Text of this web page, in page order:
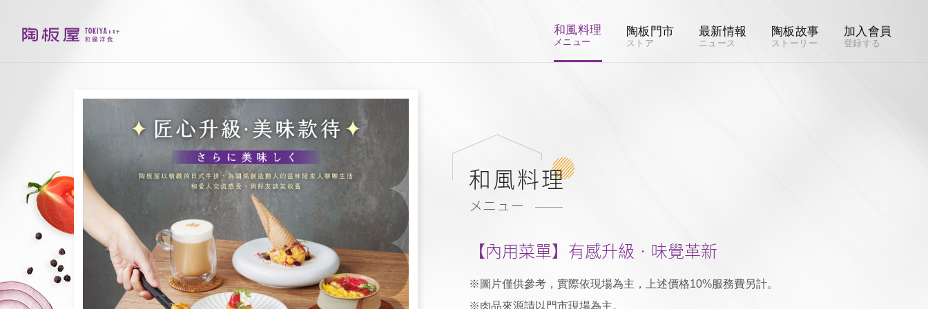
和風料理
メニュー
陶板門市
ストア
最新情報
ニュース
陶板故事
ストーリー
加入會員
登録する
和風料理
メニュー
【內用菜單】有感升級‧味覺革新
※圖片僅供參考，實際依現場為主，上述價格10%服務費另計。
※肉品來源請以門市現場為主。